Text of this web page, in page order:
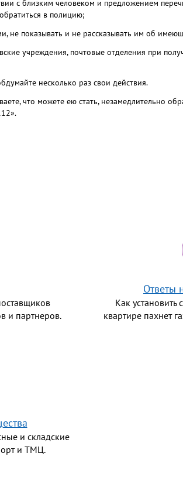
с близким человеком и предложением
в полицию;
не показывать и не рассказывать им об
учреждения, почтовые отделения при
несколько раз свои действия.
что можете ею стать, незамедлительно
и партнеров.
Ответы
Как установить
квартире пахнет
и складские
и ТМЦ.